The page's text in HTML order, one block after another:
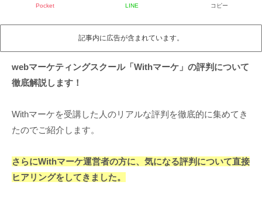
Pocket LINE コピー
記事内に広告が含まれています。
webマーケティングスクール「Withマーケ」の評判について
徹底解説します！
Withマーケを受講した人のリアルな評判を徹底的に集めてき
たのでご紹介します。
さらにWithマーケ運営者の方に、気になる評判について直接
ヒアリングをしてきました。